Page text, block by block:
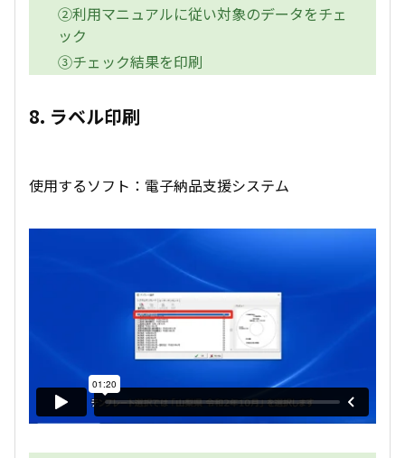
②利用マニュアルに従い対象のデータをチェ
ック
③チェック結果を印刷
8. ラベル印刷
使用するソフト：電子納品支援システム